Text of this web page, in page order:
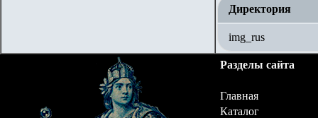
Директория
img_rus
Разделы сайта
Главная
Каталог